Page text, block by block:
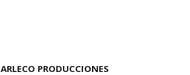
ARLECO PRODUCCIONES